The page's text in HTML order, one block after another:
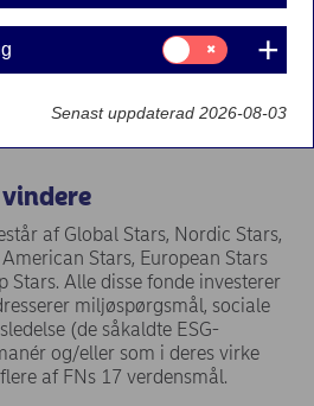
af Global Stars, Nordic Stars,
Stars, European Stars
Stars. Alle disse fonde investerer
miljøspørgsmål, sociale
(de såkaldte ESG-
og/eller som i deres virke
af FNs 17 verdensmål.
Statistik
Samtycke
för:
Marknadsföring
Senast uppdaterad 2026-08-03